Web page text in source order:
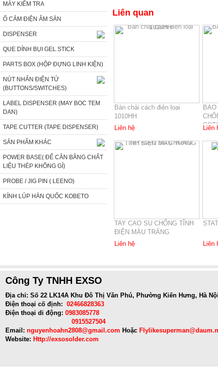
MÁY KIỂM TRA
Ổ CẮM ĐIỆN ÂM SÀN
DISPENSER
QUE DÍNH BỤI GEL STICK
PARTS BOX (HỘP ĐỰNG LINH KIỆN)
NÚT NHẤN ĐIỆN TỬ
(BUTTONS/SWITCHES)
LABEL DISPENSER (MAY BOC TEM
DAN)
TAPE CUTTER (TAPE DISPENSER)
SẢN PHẨM KHÁC
POWER BASE( ĐẾ CÂN BẰNG CHẤT
LIỆU THÉP KHÔNG GỈ)
PROBE / JIG PIN ( LEENO)
KÍNH LÚP HÀN QUỐC KOBETO
Liên quan
Bàn chải cách điện loại
1010HH
Liên hệ
Liên
TAY CAO SU CHỐNG TĨNH
ĐIỆN MÀU TRẮNG
Liên hệ
Liên
Công Ty TNHH EXSO
Địa chỉ: Số 22 LK14A Khu Đô Thị Văn Phú, Phường Kiến Hưng, Hà
Điện thoại cố định: 02466828363
Điện thoại di động: 0983085778
0915527504
Email: nguyenhoahn2808@gmail.com Hoặc
Website: Http://exsosolder.com